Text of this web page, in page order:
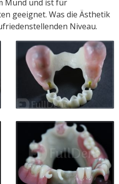
Mund und ist für
geeignet. Was die Ästhetik
Niveau.